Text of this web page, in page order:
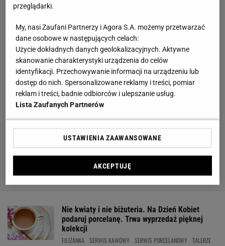
Nie kwiaty i nie biżuteria. Na Dzień Kobiet
podaruj porcelanę. Trwa wyprzedaż pięknej
kolekcji
FILIŻANKA SERWIS KAWOWY SERWIS PORCELANOWY TALERZE
przeglądarki.
My, nasi Zaufani Partnerzy i Agora S.A. możemy przetwarzać
dane osobowe w następujących celach:
Użycie dokładnych danych geolokalizacyjnych. Aktywne
skanowanie charakterystyki urządzenia do celów
identyfikacji. Przechowywanie informacji na urządzeniu lub
dostęp do nich. Spersonalizowane reklamy i treści, pomiar
reklam i treści, badnie odbiorców i ulepszanie usług.
Lista Zaufanych Partnerów
USTAWIENIA ZAAWANSOWANE
AKCEPTUJĘ